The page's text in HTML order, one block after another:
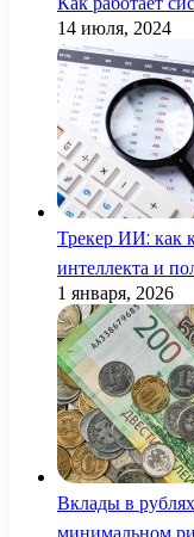
14 июля, 2024
Трекер ИИ: как
интеллекта и
1 января, 2026
Вклады в